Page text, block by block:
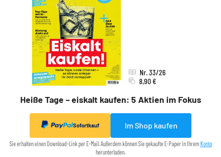
Heiße Tage – eiskalt kaufen: 5 Aktien im Fokus
Nr. 33/26
8,90 €
Sofortkauf Im Shop kaufen
Sie erhalten einen Download-Link per E-Mail. Außerdem können Sie gekaufte E-Paper in IhremKonto
herunterladen.